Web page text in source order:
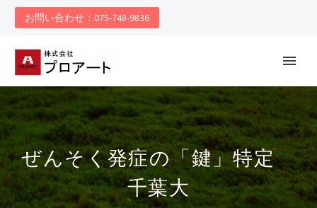
お問い合わせ：075-748-9836
ぜんそく発症の「鍵」特定
千葉大